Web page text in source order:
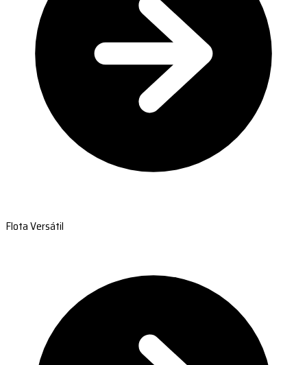
Flota Versátil